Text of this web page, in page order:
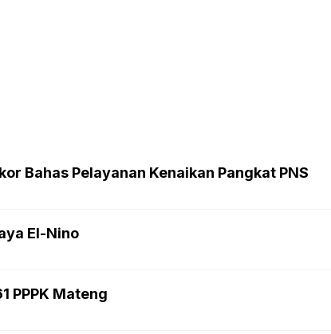
Bahas Pelayanan Kenaikan Pangkat PNS
El-Nino
PPPK Mateng